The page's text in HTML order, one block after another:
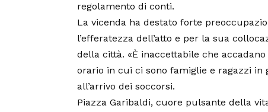
regolamento di conti.
La vicenda ha destato forte
l’efferatezza dell’atto e per la sua
della città. «È inaccettabile che
orario in cui ci sono famiglie e ragazzi
all’arrivo dei soccorsi.
Piazza Garibaldi, cuore pulsante della